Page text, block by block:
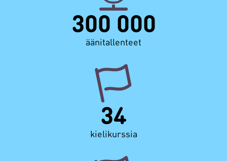
300 000
äänitallenteet
34
kielikurssia